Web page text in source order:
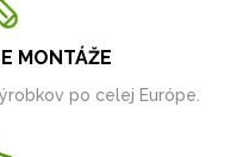
MONTÁŽE
po celej Európe.